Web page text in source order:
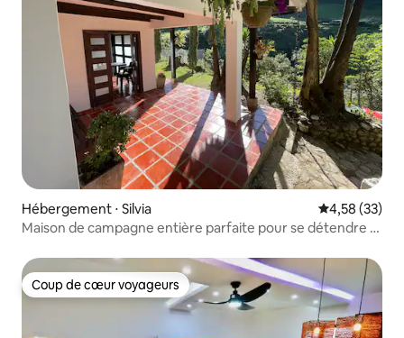
Hébergement ⋅ Silvia Évaluation
4,58 (33)
Maison de campagne entière parfaite pour se détendre à
Coup de cœur voyageurs
Coup de cœur voyageurs